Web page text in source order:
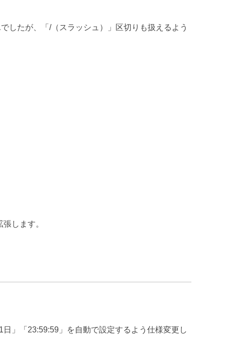
したが、「/（スラッシュ）」区切りも扱えるよう
します。
」「23:59:59」を自動で設定するよう仕様変更し